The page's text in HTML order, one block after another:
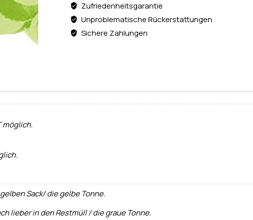
Zufriedenheitsgarantie
Unproblematische Rückerstattungen
Sichere Zahlungen
möglich.
Sack/ die gelbe Tonne.
lieber in den Restmüll / die graue Tonne.